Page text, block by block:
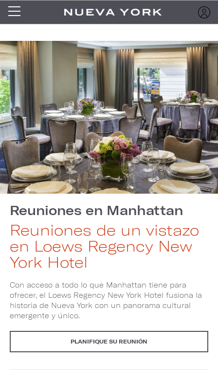
Reuniones en Manhattan
Reuniones de un vistazo
en Loews Regency New
York Hotel
Con acceso a todo lo que Manhattan tiene para
ofrecer, el Loews Regency New York Hotel fusiona la
historia de Nueva York con un panorama cultural
emergente y único.
PLANIFIQUE SU REUNIÓN